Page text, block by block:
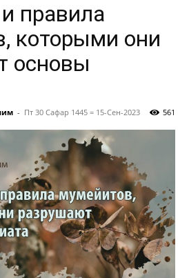
правила
которыми они
основы
- Пт 30 Сафар 1445 = 15-Сен-2023 561